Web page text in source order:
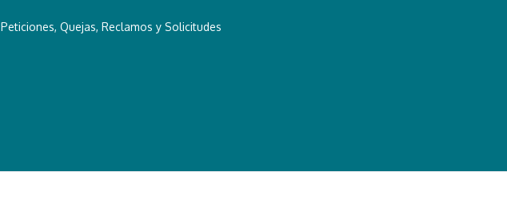
Peticiones, Quejas, Reclamos y Solicitudes